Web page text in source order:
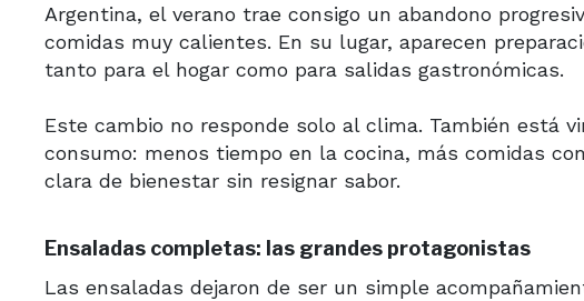
Argentina, el verano trae consigo un abandono
comidas muy calientes. En su lugar, aparecen
tanto para el hogar como para salidas gastronómicas.
Este cambio no responde solo al clima. También está
consumo: menos tiempo en la cocina, más comidas
clara de bienestar sin resignar sabor.
Ensaladas completas: las grandes protagonistas
Las ensaladas dejaron de ser un simple